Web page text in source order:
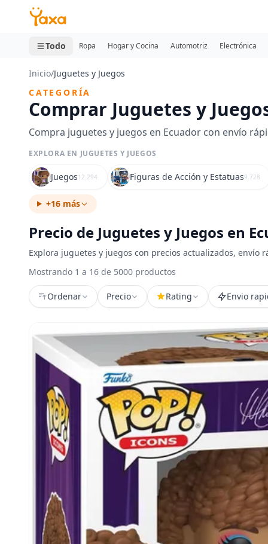
MINI CARRITO
0 productos
Todo Ropa Hogar y Cocina Automotriz Electrónica
Inicio/Juguetes y Juegos
CATEGORÍA
Comprar Juguetes y
Compra juguetes y juegos en Ecuador con envío
EXPLORA EN JUGUETES Y JUEGOS
Juegos12.294 Figuras de Acción y Estatuas9.728
+16 más
Precio de Juguetes y Juegos en
Explora juguetes y juegos con precios actualizados, envío
Mostrando 1 a 16 de 5000 productos
Ordenar Precio Rating Envio